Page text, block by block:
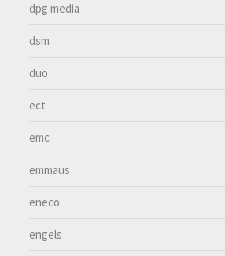
dpg media
dsm
duo
ect
emc
emmaus
eneco
engels